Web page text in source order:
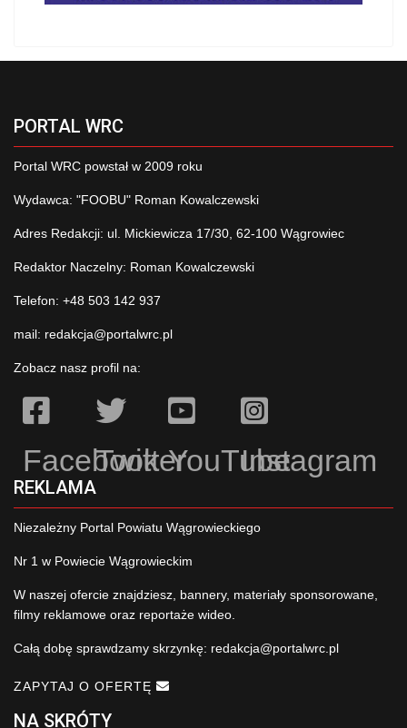
PORTAL WRC
Portal WRC powstał w 2009 roku
Wydawca: "FOOBU" Roman Kowalczewski
Adres Redakcji: ul. Mickiewicza 17/30, 62-100 Wągrowiec
Redaktor Naczelny: Roman Kowalczewski
Telefon: +48 503 142 937
mail: redakcja@portalwrc.pl
Zobacz nasz profil na:
Facebook
TwitterYouTubeInstagram
REKLAMA
Niezależny Portal Powiatu Wągrowieckiego
Nr 1 w Powiecie Wągrowieckim
W naszej ofercie znajdziesz, bannery, materiały sponsorowane,
filmy reklamowe oraz reportaże wideo.
Całą dobę sprawdzamy skrzynkę: redakcja@portalwrc.pl
ZAPYTAJ O OFERTĘ
NA SKRÓTY